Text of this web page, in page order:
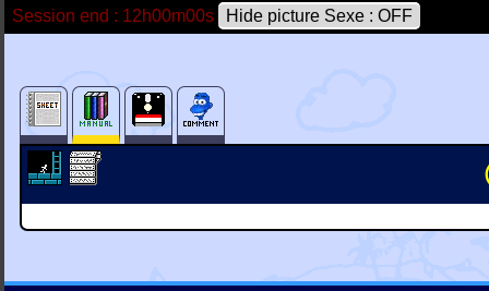
Session end : 12h00m00s
Hide picture Sexe : OFF